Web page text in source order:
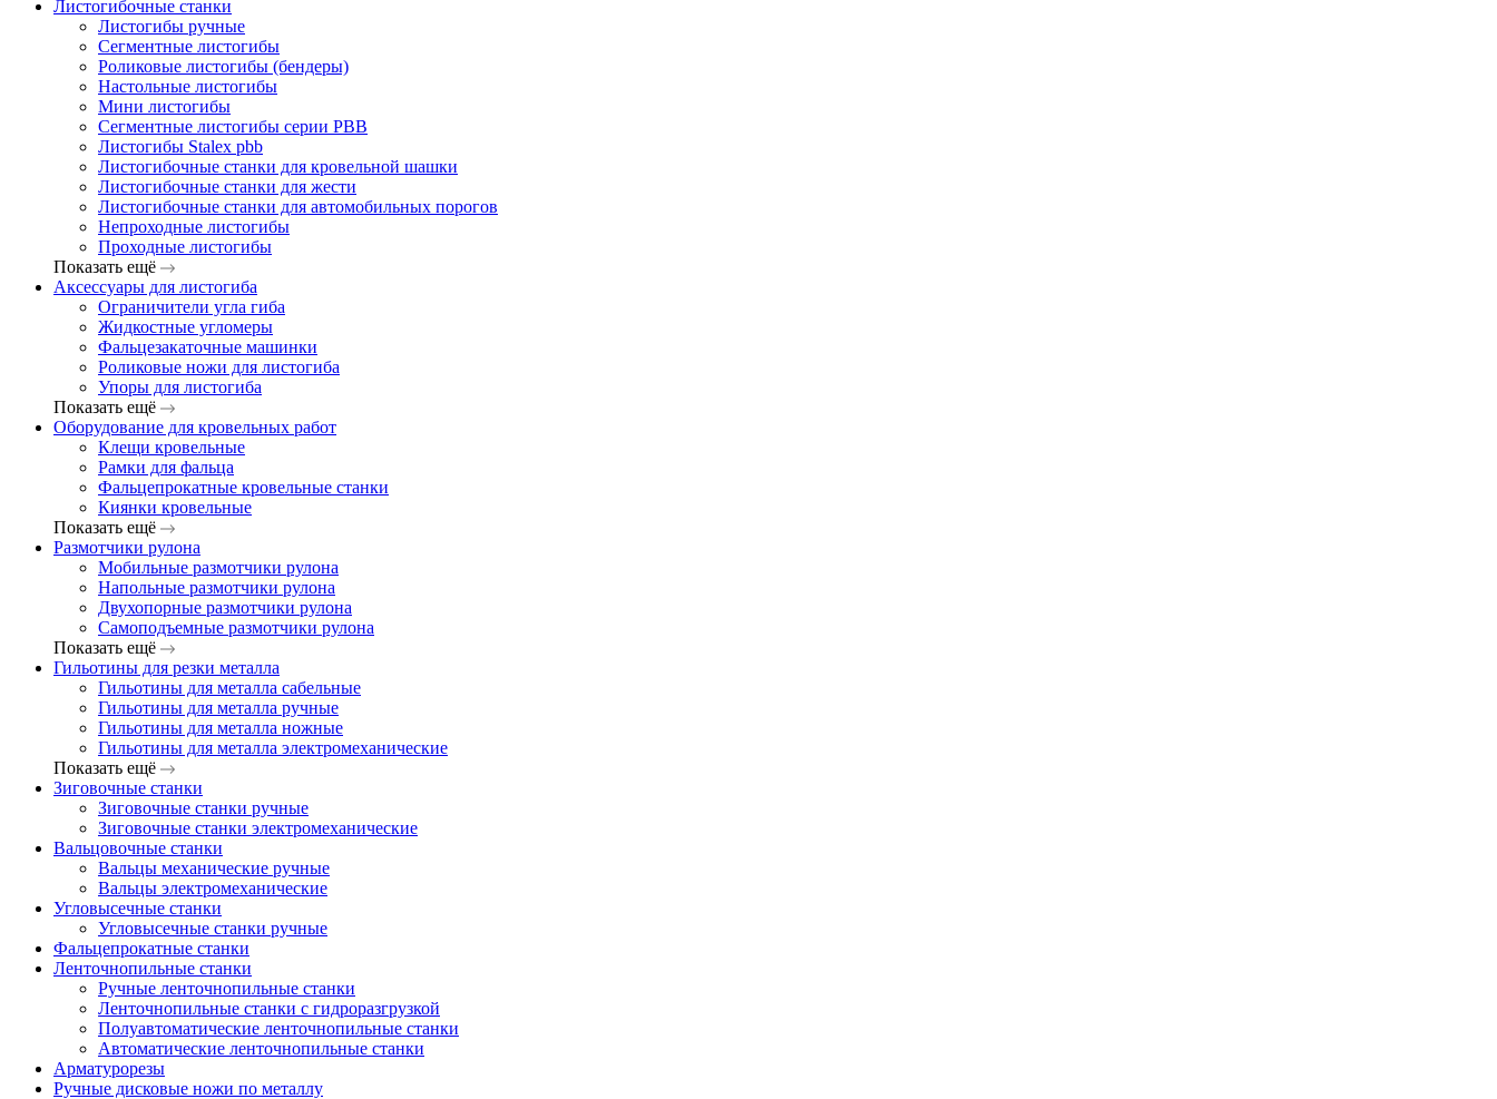
Листогибочные станки
Листогибы ручные
Сегментные листогибы
Роликовые листогибы (бендеры)
Настольные листогибы
Мини листогибы
Сегментные листогибы серии PBB
Листогибы Stalex pbb
Листогибочные станки для кровельной шашки
Листогибочные станки для жести
Листогибочные станки для автомобильных порогов
Непроходные листогибы
Проходные листогибы
Показать ещё
Аксессуары для листогиба
Ограничители угла гиба
Жидкостные угломеры
Фальцезакаточные машинки
Роликовые ножи для листогиба
Упоры для листогиба
Показать ещё
Оборудование для кровельных работ
Клещи кровельные
Рамки для фальца
Фальцепрокатные кровельные станки
Киянки кровельные
Показать ещё
Размотчики рулона
Мобильные размотчики рулона
Напольные размотчики рулона
Двухопорные размотчики рулона
Самоподъемные размотчики рулона
Показать ещё
Гильотины для резки металла
Гильотины для металла сабельные
Гильотины для металла ручные
Гильотины для металла ножные
Гильотины для металла электромеханические
Показать ещё
Зиговочные станки
Зиговочные станки ручные
Зиговочные станки электромеханические
Вальцовочные станки
Вальцы механические ручные
Вальцы электромеханические
Угловысечные станки
Угловысечные станки ручные
Фальцепрокатные станки
Ленточнопильные станки
Ручные ленточнопильные станки
Ленточнопильные станки с гидроразгрузкой
Полуавтоматические ленточнопильные станки
Автоматические ленточнопильные станки
Арматурорезы
Ручные дисковые ножи по металлу